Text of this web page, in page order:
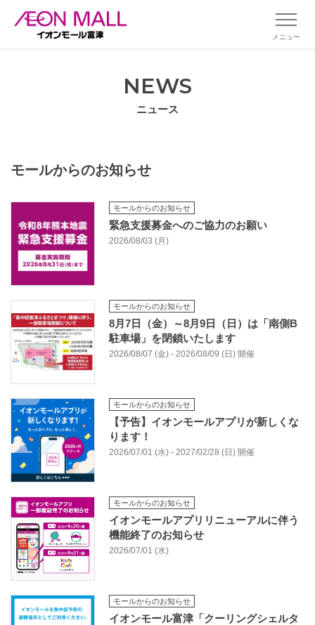
メニュー
NEWS
ニュース
モールからのお知らせ
モールからのお知らせ
緊急支援募金へのご協力のお願い
2026/08/03 (月)
モールからのお知らせ
8月7日（金）～8月9日（日）は「南側B
駐車場」を閉鎖いたします
2026/08/07 (金) - 2026/08/09 (日) 開催
モールからのお知らせ
【予告】イオンモールアプリが新しくな
ります！
2026/07/01 (水) - 2027/02/28 (日) 開催
モールからのお知らせ
イオンモールアプリリニューアルに伴う
機能終了のお知らせ
2026/07/01 (水)
モールからのお知らせ
イオンモール富津「クーリングシェルタ